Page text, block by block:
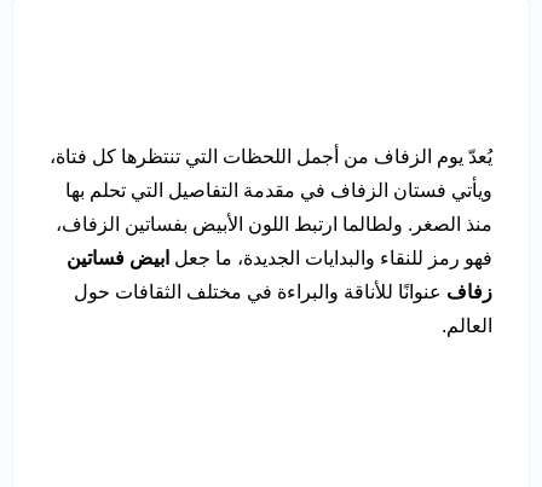
يُعدّ يوم الزفاف من أجمل اللحظات التي تنتظرها كل فتاة،
ويأتي فستان الزفاف في مقدمة التفاصيل التي تحلم بها
منذ الصغر. ولطالما ارتبط اللون الأبيض بفساتين الزفاف،
فهو رمز للنقاء والبدايات الجديدة، ما جعل ابيض فساتين
زفاف عنوانًا للأناقة والبراءة في مختلف الثقافات حول
العالم.